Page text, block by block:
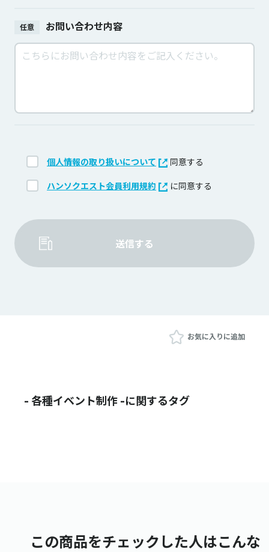
任意 お問い合わせ内容
個人情報の取り扱いについて 同意する
ハンソクエスト会員利用規約 に同意する
送信する
お気に入りに追加
- 各種イベント制作 -に関するタグ
この商品をチェックした人はこんな